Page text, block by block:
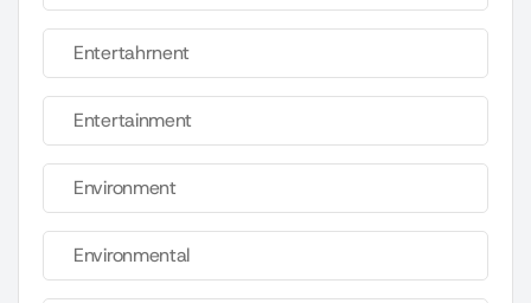
Entertahrnent
Entertainment
Environment
Environmental